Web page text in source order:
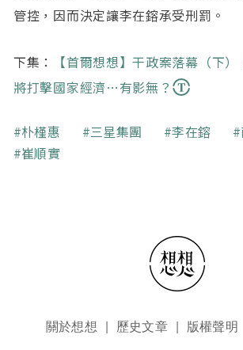
管控，因而決定讓李在鎔承受刑罰。
下集：
【首爾想想】干政案落幕（下
將打擊國家經濟…有影無？
關鍵字
朴槿惠 三星集團 李在鎔
崔順實
頁尾選單關於想想 歷史文章 版權聲明